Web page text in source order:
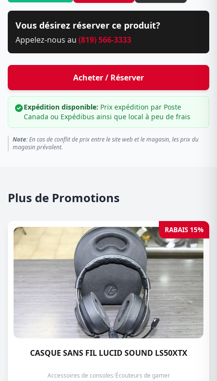
Vous désirez réserver ce produit?
Appelez-nous au (819) 566-3333
Acheter / Réserver
Expédition disponible: Prix expédition par Poste
Canada ou Expédibus ainsi que local à peu de frais
Note:En cas de conflit de prix entre le site web et le magasin, les prix du
magasin prévalent.
Plus de Promotions
RABAIS 15%
CASQUE SANS FIL LUCID SOUND LS50XTX
Accessoires de consoles/Écouteurs de gamer